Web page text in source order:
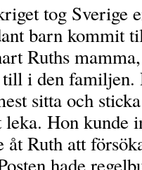
tog Sverige
barn kommit
Ruths
i den familjen.
sitta och
Hon kunde
Ruth att